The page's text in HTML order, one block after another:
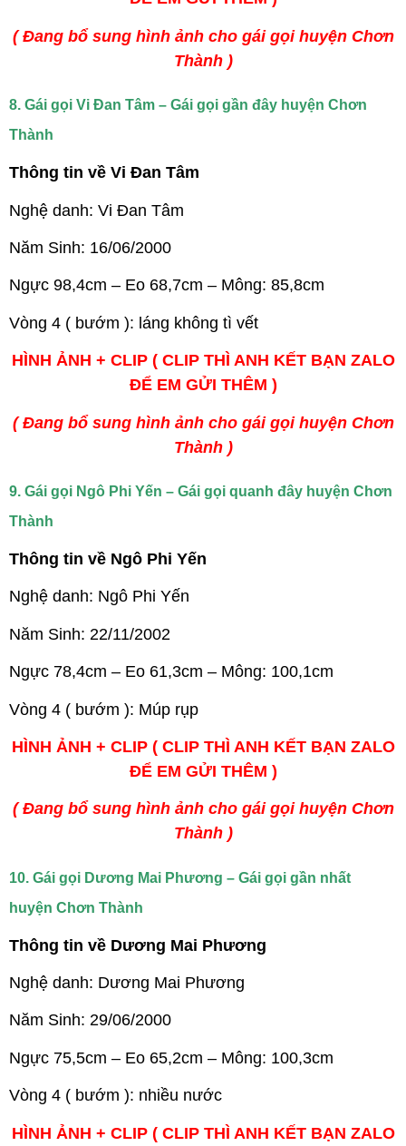
( Đang bổ sung hình ảnh cho gái gọi huyện Chơn
Thành )
8. Gái gọi Vi Đan Tâm – Gái gọi gần đây huyện Chơn
Thành
Thông tin về Vi Đan Tâm
Nghệ danh: Vi Đan Tâm
Năm Sinh: 16/06/2000
Ngực 98,4cm – Eo 68,7cm – Mông: 85,8cm
Vòng 4 ( bướm ): láng không tì vết
HÌNH ẢNH + CLIP ( CLIP THÌ ANH KẾT BẠN ZALO
ĐỂ EM GỬI THÊM )
( Đang bổ sung hình ảnh cho gái gọi huyện Chơn
Thành )
9. Gái gọi Ngô Phi Yến – Gái gọi quanh đây huyện Chơn
Thành
Thông tin về Ngô Phi Yến
Nghệ danh: Ngô Phi Yến
Năm Sinh: 22/11/2002
Ngực 78,4cm – Eo 61,3cm – Mông: 100,1cm
Vòng 4 ( bướm ): Múp rụp
HÌNH ẢNH + CLIP ( CLIP THÌ ANH KẾT BẠN ZALO
ĐỂ EM GỬI THÊM )
( Đang bổ sung hình ảnh cho gái gọi huyện Chơn
Thành )
10. Gái gọi Dương Mai Phương – Gái gọi gần nhất
huyện Chơn Thành
Thông tin về Dương Mai Phương
Nghệ danh: Dương Mai Phương
Năm Sinh: 29/06/2000
Ngực 75,5cm – Eo 65,2cm – Mông: 100,3cm
Vòng 4 ( bướm ): nhiều nước
HÌNH ẢNH + CLIP ( CLIP THÌ ANH KẾT BẠN ZALO